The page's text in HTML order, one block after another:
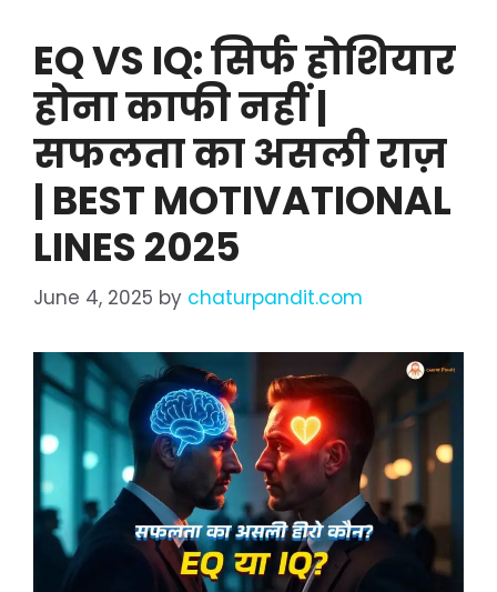
EQ VS IQ: सिर्फ होशियार
होना काफी नहीं |
सफलता का असली राज़
| BEST MOTIVATIONAL
LINES 2025
June 4, 2025 by chaturpandit.com